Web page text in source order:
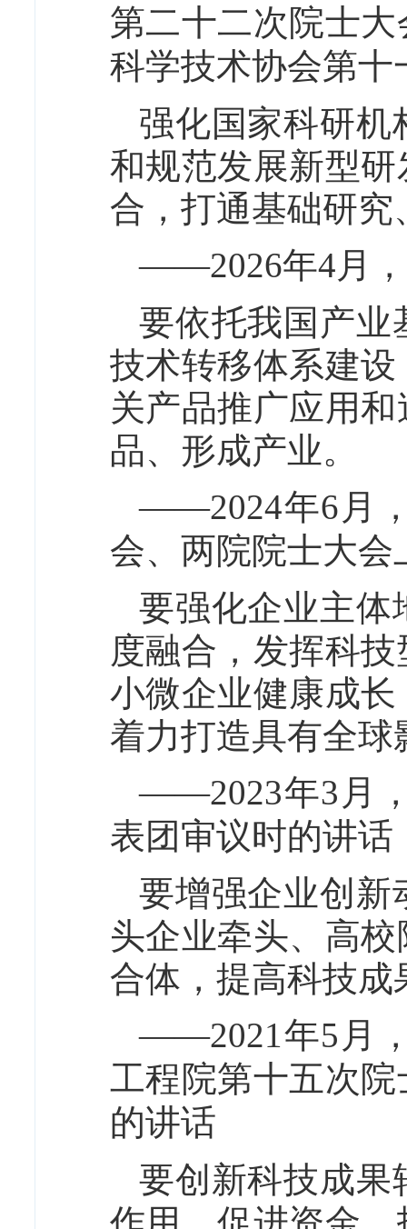
第二十二次院士
科学技术协会第
强化国家科研机
和规范发展新型
合，打通基础研
——2026年4月，
要依托我国产业
技术转移体系建
关产品推广应用
品、形成产业。
——2024年6月
会、两院院士大会
要强化企业主体
度融合，发挥科
小微企业健康成
着力打造具有全
——2023年3月
表团审议时的讲话
要增强企业创新
头企业牵头、高
合体，提高科技
——2021年5月
工程院第十五次
的讲话
要创新科技成果